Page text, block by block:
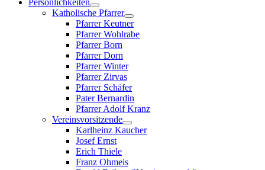
Persönlichkeiten
Katholische Pfarrer
Pfarrer Keutner
Pfarrer Wohlrabe
Pfarrer Born
Pfarrer Dorn
Pfarrer Winter
Pfarrer Zirvas
Pfarrer Schäfer
Pater Bernardin
Pfarrer Adolf Kranz
Vereinsvorsitzende
Karlheinz Kaucher
Josef Ernst
Erich Thiele
Franz Ohmeis